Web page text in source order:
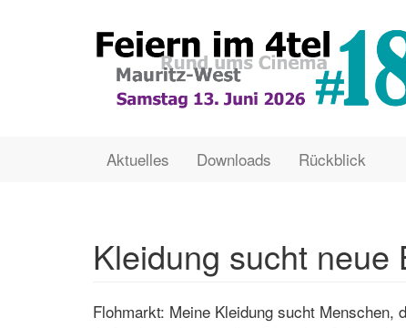
Main
Aktuelles Downloads Rückblick
User
Kleidung sucht neue
Flohmarkt: Meine Kleidung sucht Menschen,